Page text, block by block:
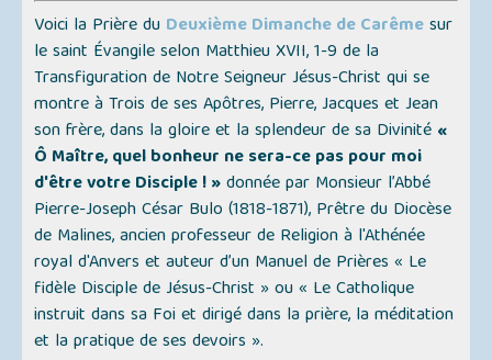
Voici la Prière du Deuxième Dimanche de Carêmesur
le saint Évangile selon Matthieu XVII, 1-9 de la
Transfiguration de Notre Seigneur Jésus-Christ qui se
montre à Trois de ses Apôtres, Pierre, Jacques et Jean
son frère, dans la gloire et la splendeur de sa Divinité «
Ô Maître, quel bonheur ne sera-ce pas pour moi
d'être votre Disciple ! »donnée par Monsieur l’Abbé
Pierre-Joseph César Bulo (1818-1871), Prêtre du Diocèse
de Malines, ancien professeur de Religion à l'Athénée
royal d'Anvers et auteur d’un Manuel de Prières« Le
fidèle Disciple de Jésus-Christ »ou« Le Catholique
instruit dans sa Foi et dirigé dans la prière, la méditation
et la pratique de ses devoirs ».